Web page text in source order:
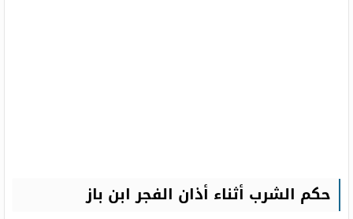
حكم الشرب أثناء أذان الفجر ابن باز